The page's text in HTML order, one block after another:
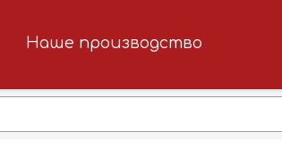
Наше производство